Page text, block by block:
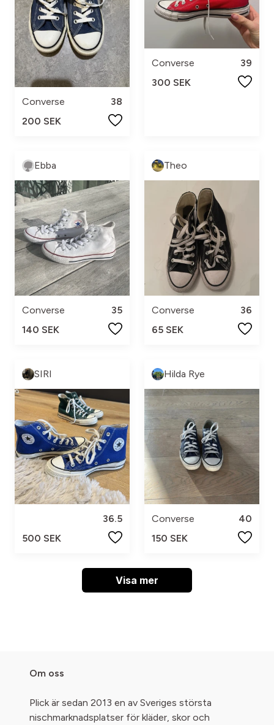
Converse
38
200 SEK
Converse
39
300 SEK
Ebba
Converse
35
140 SEK
Theo
Converse
36
65 SEK
SIRI
36.5
500 SEK
Hilda Rye
Converse
40
150 SEK
Visa mer
Om oss
Plick är sedan 2013 en av Sveriges största
nischmarknadsplatser för kläder, skor och